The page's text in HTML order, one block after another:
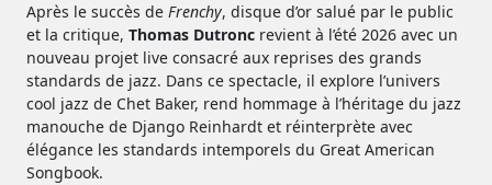
Après le succès de Frenchy, disque d’or salué par le public
et la critique, Thomas Dutronc revient à l’été 2026 avec un
nouveau projet live consacré aux reprises des grands
standards de jazz. Dans ce spectacle, il explore l’univers
cool jazz de Chet Baker, rend hommage à l’héritage du jazz
manouche de Django Reinhardt et réinterprète avec
élégance les standards intemporels du Great American
Songbook.